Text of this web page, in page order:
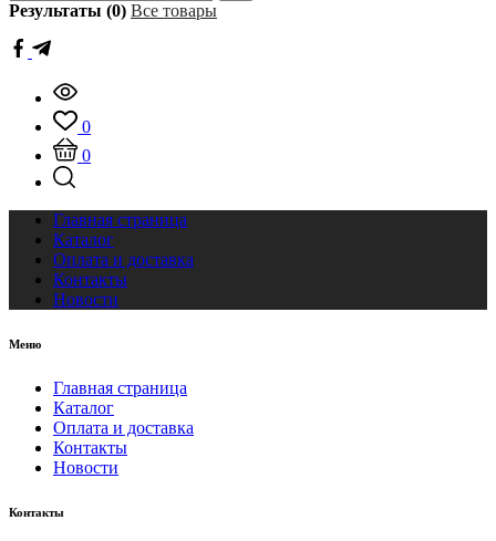
Результаты (0) Все товары
0
0
Главная страница
Каталог
Оплата и доставка
Контакты
Новости
Меню
Главная страница
Каталог
Оплата и доставка
Контакты
Новости
Контакты